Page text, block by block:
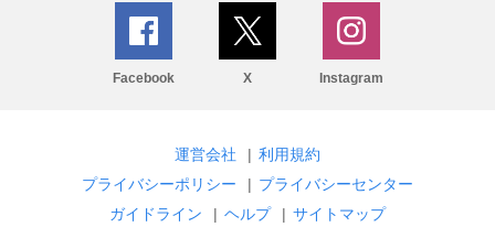
Facebook X Instagram
運営会社 | 利用規約
プライバシーポリシー
| プライバシーセンター
ガイドライン
| ヘルプ | サイトマップ